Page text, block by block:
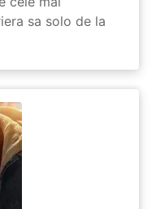
sa solo de la